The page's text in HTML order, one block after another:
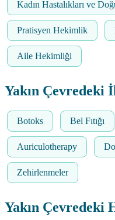
Kadın Hastalıkları ve
Pratisyen Hekimlik
Aile Hekimliği
Yakın Çevredeki
Botoks Bel Fıtığı
Auriculotherapy
Zehirlenmeler
Yakın Çevredeki